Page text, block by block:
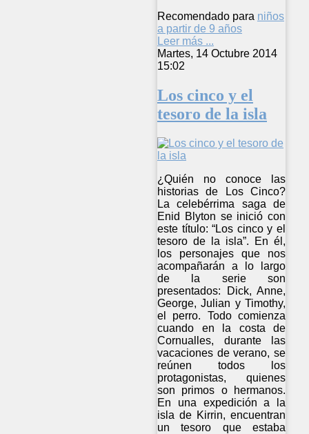
Recomendado para niños
a partir de 9 años
Leer más ...
Martes, 14 Octubre 2014
15:02
Los cinco y el
tesoro de la isla
¿Quién no conoce las
historias de Los Cinco?
La celebérrima saga de
Enid Blyton se inició con
este título: “Los cinco y el
tesoro de la isla”. En él,
los personajes que nos
acompañarán a lo largo
de la serie son
presentados: Dick, Anne,
George, Julian y Timothy,
el perro. Todo comienza
cuando en la costa de
Cornualles, durante las
vacaciones de verano, se
reúnen todos los
protagonistas, quienes
son primos o hermanos.
En una expedición a la
isla de Kirrin, encuentran
un tesoro que estaba